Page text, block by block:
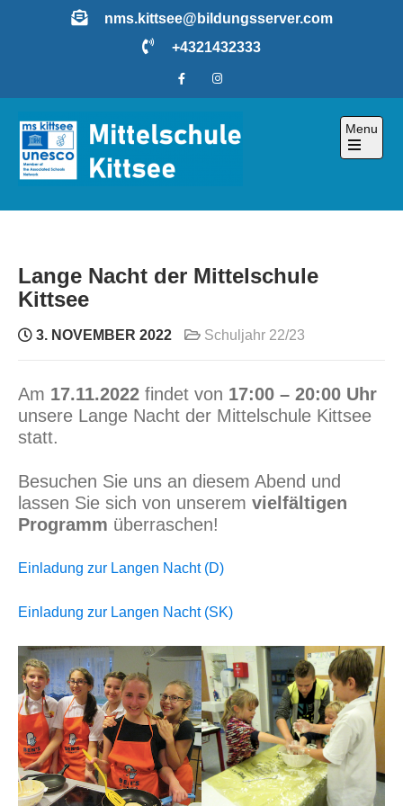
nms.kittsee@bildungsserver.com
+4321432333
Menu
Open
Lange Nacht der Mittelschule
Kittsee
3. NOVEMBER 2022 Schuljahr 22/23
Am 17.11.2022 findet von 17:00 – 20:00 Uhr
unsere Lange Nacht der Mittelschule Kittsee
statt.
Besuchen Sie uns an diesem Abend und
lassen Sie sich von unserem vielfältigen
Programm überraschen!
Einladung zur Langen Nacht (D)
Einladung zur Langen Nacht (SK)